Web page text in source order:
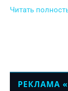
Читать
РЕКЛАМА